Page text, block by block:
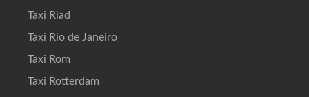
Taxi Riad
Taxi Rio de Janeiro
Taxi Rom
Taxi Rotterdam